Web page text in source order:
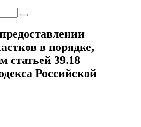
в порядке,
статьей 39.18
Российской